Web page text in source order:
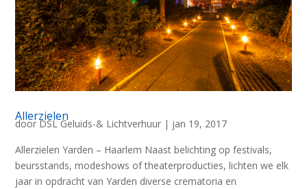
Allerzielen
doorDSL Geluids-& Lichtverhuur | jan 19, 2017
Allerzielen Yarden – Haarlem Naast belichting op festivals,
beursstands, modeshows of theaterproducties, lichten we elk
jaar in opdracht van Yarden diverse crematoria en